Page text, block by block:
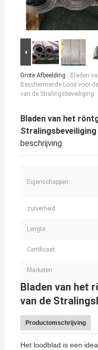
Grote Afbeelding : Bladen
Beschermende Lood voor
van de Stralingsbeveiliging
Bladen van het
Stralingsbeveiliging
beschrijving
Eigenschappen:
zuiverheid:
Lengte:
Certificaat:
Markeren:
Bladen van het
van de
Productomschrijving
Het loodblad is een